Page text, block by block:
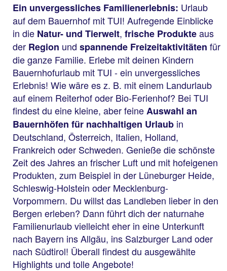
Ein unvergessliches Familienerlebnis: Urlaub
auf dem Bauernhof mit TUI! Aufregende Einblicke
in die Natur- und Tierwelt, frische Produkteaus
der Region und spannende Freizeitaktivitäten für
die ganze Familie. Erlebe mit deinen Kindern
Bauernhofurlaub mit TUI - ein unvergessliches
Erlebnis! Wie wäre es z. B. mit einem Landurlaub
auf einem Reiterhof oder Bio-Ferienhof? Bei TUI
findest du eine kleine, aber feineAuswahl an
Bauernhöfen für nachhaltigen Urlaub in
Deutschland, Österreich, Italien, Holland,
Frankreich oder Schweden. Genieße die schönste
Zeit des Jahres an frischer Luft und mit hofeigenen
Produkten, zum Beispiel in der Lüneburger Heide,
Schleswig-Holstein oder Mecklenburg-
Vorpommern. Du willst das Landleben lieber in den
Bergen erleben? Dann führt dich der naturnahe
Familienurlaub vielleicht eher in eine Unterkunft
nach Bayern ins Allgäu, ins Salzburger Land oder
nach Südtirol! Überall findest du ausgewählte
Highlights und tolle Angebote!